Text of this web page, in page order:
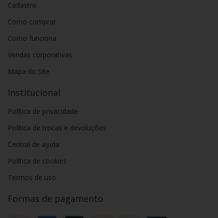
Cadastro
Como comprar
Como funciona
Vendas corporativas
Mapa do Site
Institucional
Política de privacidade
Política de trocas e devoluções
Central de ajuda
Política de cookies
Termos de uso
Formas de pagamento